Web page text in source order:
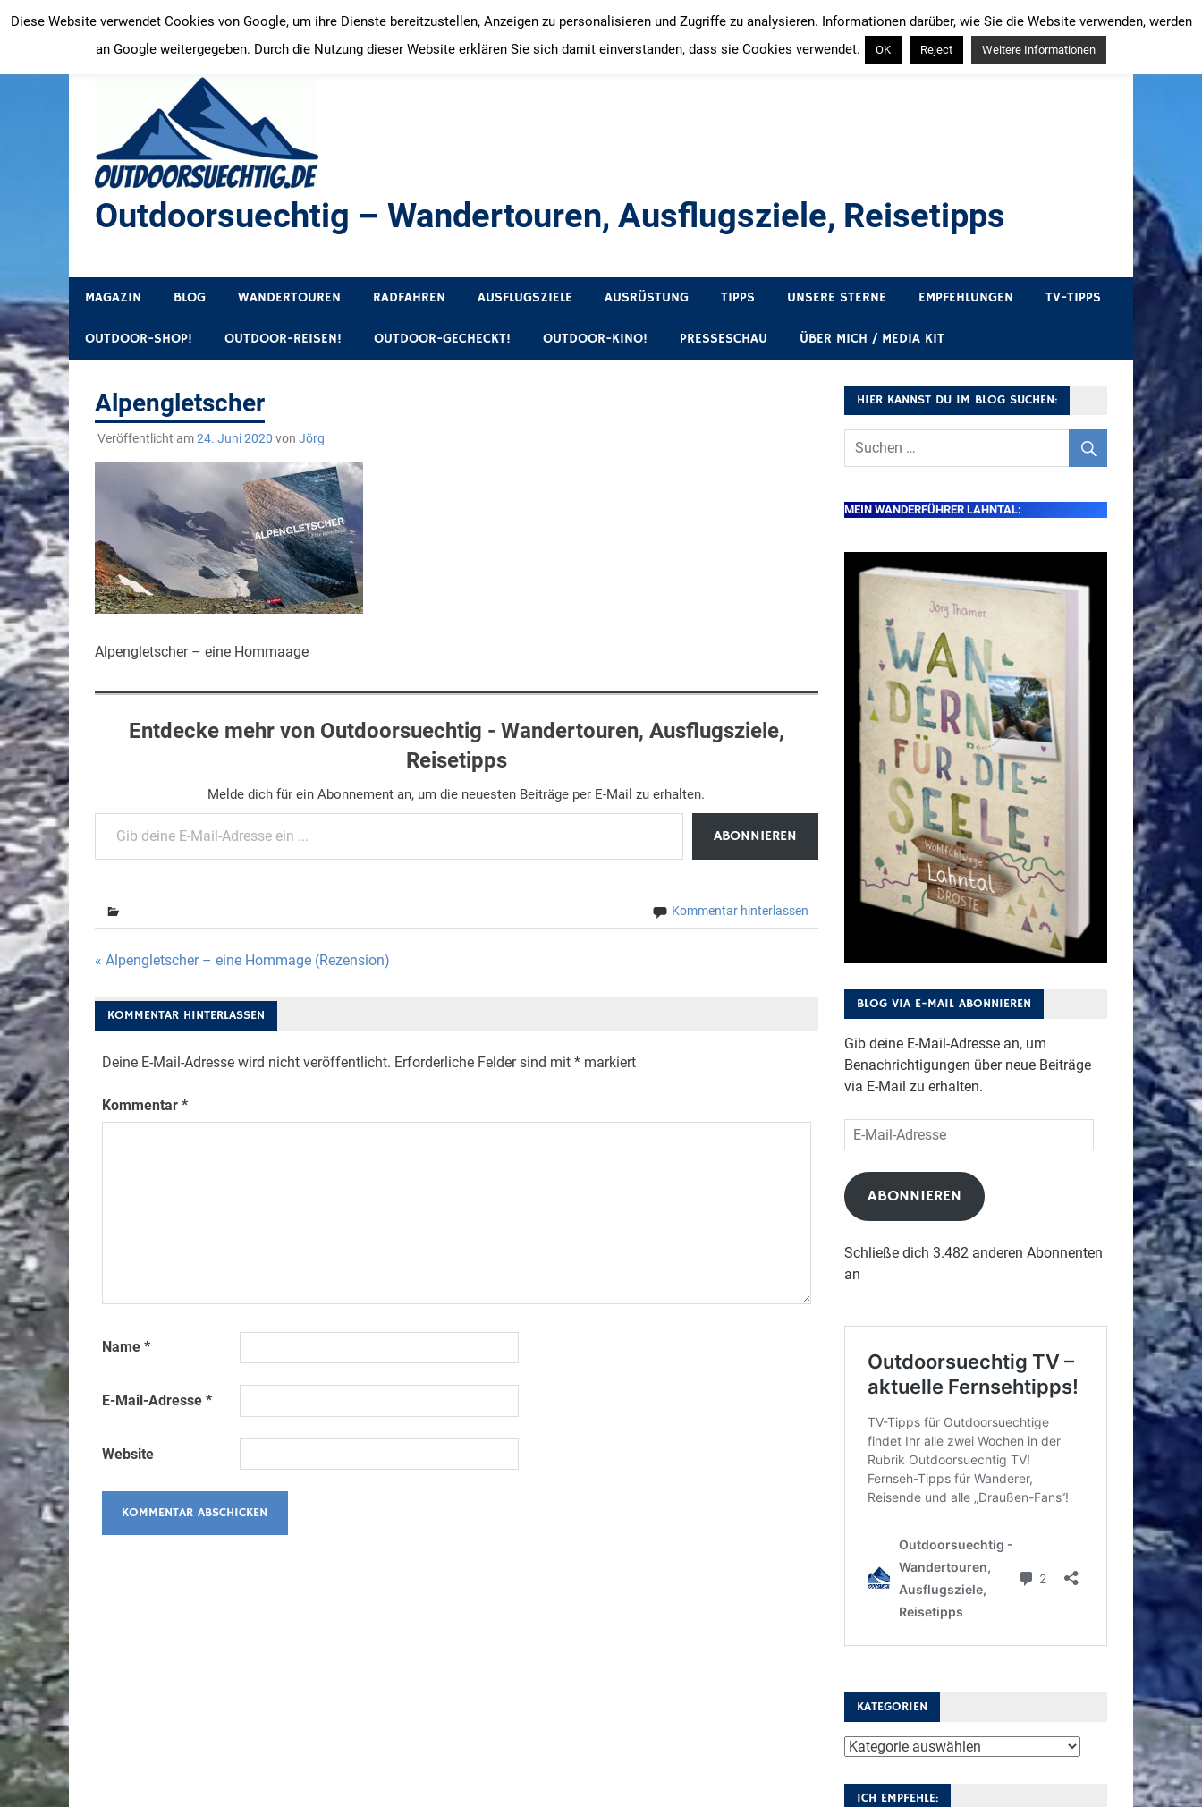
Inhalt
springen
Outdoorsuechtig – Wandertouren, Ausflugsziele, Reisetipps
MAGAZIN BLOG WANDERTOUREN RADFAHREN AUSFLUGSZIELE AUSRÜSTUNG TIPPS UNSERE STERNE EMPFEHLUNGEN TV-TIPPS
OUTDOOR-SHOP! OUTDOOR-REISEN! OUTDOOR-GECHECKT! OUTDOOR-KINO! PRESSESCHAU ÜBER MICH / MEDIA KIT
Alpengletscher
Veröffentlicht am24. Juni 2020 von Jörg
Alpengletscher – eine Hommaage
Entdecke mehr von Outdoorsuechtig - Wandertouren, Ausflugsziele,
Reisetipps
Melde dich für ein Abonnement an, um die neuesten Beiträge per E-Mail zu erhalten.
Gib deine E-Mail-Adresse ein ...
ABONNIEREN
Kommentar hinterlassen
Beitragsnavigation
« Alpengletscher – eine Hommage (Rezension)
KOMMENTAR HINTERLASSEN
Deine E-Mail-Adresse wird nicht veröffentlicht. Erforderliche Felder sind mit *markiert
Kommentar *
Name *
E-Mail-Adresse *
Website
HIER KANNST DU IM BLOG SUCHEN:
MEIN WANDERFÜHRER LAHNTAL:
BLOG VIA E-MAIL ABONNIEREN
Gib deine E-Mail-Adresse an, um
Benachrichtigungen über neue Beiträge
via E-Mail zu erhalten.
E-
Mail-
Adresse
ABONNIEREN
Schließe dich 3.482 anderen Abonnenten
an
KATEGORIEN
Kategorien
ICH EMPFEHLE:
Diese Website verwendet Cookies von Google, um ihre Dienste bereitzustellen, Anzeigen zu personalisieren und Zugriffe zu analysieren. Informationen darüber, wie Sie die Website verwenden, werden
an Google weitergegeben. Durch die Nutzung dieser Website erklären Sie sich damit einverstanden, dass sie Cookies verwendet.
OK Reject Weitere Informationen